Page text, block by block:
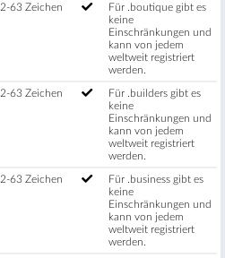
2-63 Zeichen
Für .boutique gibt es
keine
Einschränkungen und
kann von jedem
weltweit registriert
werden.
2-63 Zeichen
Für .builders gibt es
keine
Einschränkungen und
kann von jedem
weltweit registriert
werden.
2-63 Zeichen
Für .business gibt es
keine
Einschränkungen und
kann von jedem
weltweit registriert
werden.